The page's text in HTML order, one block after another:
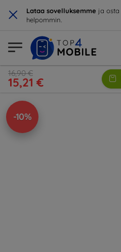
× Lataa sovelluksemme ja osta
helpommin.
16,90 €
15,21 €
-10%